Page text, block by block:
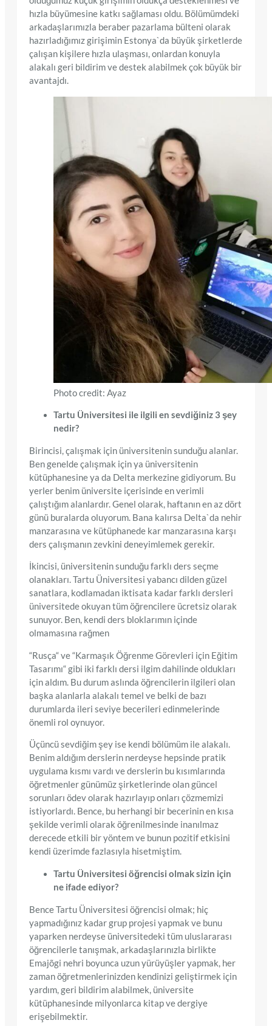
hızla büyümesine katkı sağlaması oldu. Bölümümdeki
arkadaşlarımızla beraber pazarlama bülteni olarak
hazırladığımız girişimin Estonya`da büyük şirketlerde
çalışan kişilere hızla ulaşması, onlardan konuyla
alakalı geri bildirim ve destek alabilmek çok büyük bir
avantajdı.
Photo credit: Ayaz
Tartu Üniversitesi ile ilgili en sevdiğiniz 3 şey
nedir?
Birincisi, çalışmak için üniversitenin sunduğu alanlar.
Ben genelde çalışmak için ya üniversitenin
kütüphanesine ya da Delta merkezine gidiyorum. Bu
yerler benim üniversite içerisinde en verimli
çalıştığım alanlardır. Genel olarak, haftanın en az dört
günü buralarda oluyorum. Bana kalırsa Delta`da nehir
manzarasına ve kütüphanede kar manzarasına karşı
ders çalışmanın zevkini deneyimlemek gerekir.
İkincisi, üniversitenin sunduğu farklı ders seçme
olanakları. Tartu Üniversitesi yabancı dilden güzel
sanatlara, kodlamadan iktisata kadar farklı dersleri
üniversitede okuyan tüm öğrencilere ücretsiz olarak
sunuyor. Ben, kendi ders bloklarımın içinde
olmamasına rağmen
“Rusça“ ve “Karmaşık Öğrenme Görevleri için Eğitim
Tasarımı“ gibi iki farklı dersi ilgim dahilinde oldukları
için aldım. Bu durum aslında öğrencilerin ilgileri olan
başka alanlarla alakalı temel ve belki de bazı
durumlarda ileri seviye becerileri edinmelerinde
önemli rol oynuyor.
Üçüncü sevdiğim şey ise kendi bölümüm ile alakalı.
Benim aldığım derslerin nerdeyse hepsinde pratik
uygulama kısmı vardı ve derslerin bu kısımlarında
öğretmenler günümüz şirketlerinde olan güncel
sorunları ödev olarak hazırlayıp onları çözmemizi
istiyorlardı. Bence, bu herhangi bir becerinin en kısa
şekilde verimli olarak öğrenilmesinde inanılmaz
derecede etkili bir yöntem ve bunun pozitif etkisini
kendi üzerimde fazlasıyla hisetmiştim.
Tartu Üniversitesi öğrencisi olmak sizin için
ne ifade ediyor?
Bence Tartu Üniversitesi öğrencisi olmak; hiç
yapmadığınız kadar grup projesi yapmak ve bunu
yaparken nerdeyse üniversitedeki tüm uluslararası
öğrencilerle tanışmak, arkadaşlarınızla birlikte
Emajõgi nehri boyunca uzun yürüyüşler yapmak, her
zaman öğretmenlerinizden kendinizi geliştirmek için
yardım, geri bildirim alabilmek, üniversite
kütüphanesinde milyonlarca kitap ve dergiye
erişebilmektir.